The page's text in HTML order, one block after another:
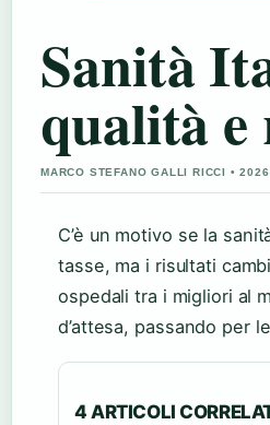
Sanità
qualità
MARCO STEFANO GALLI RICCI •
C’è un motivo se la
tasse, ma i risultati
ospedali tra i migliori al
d’attesa, passando per
4 ARTICOLI